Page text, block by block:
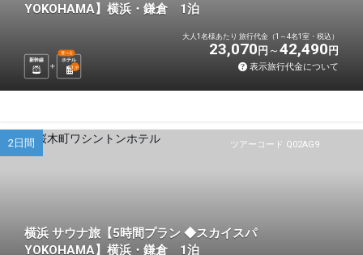
YOKOHAMA】横浜・鎌倉 1泊
新幹線 ホテル
選べる
1 泊
大人1名様あたり 旅行代金（1～4名1室・税込）
23,070 円 42,490 円
表示旅行代金について
ツアーコード Q02AG9
2日間
横浜 サウナ旅【5時間プラン ◆スカイスパ
YOKOHAMA】横浜・鎌倉 1泊